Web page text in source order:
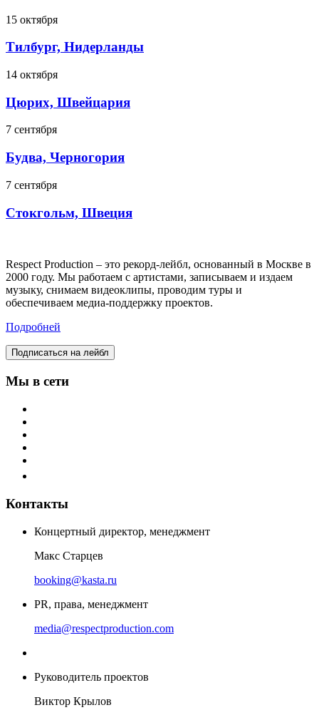
15 октября
Тилбург, Нидерланды
14 октября
Цюрих, Швейцария
7 сентября
Будва, Черногория
7 сентября
Стокгольм, Швеция
Respect Production – это рекорд-лейбл, основанный в Москве в
2000 году. Мы работаем с артистами, записываем и издаем
музыку, снимаем видеоклипы, проводим туры и
обеспечиваем медиа-поддержку проектов.
Подробней
Подписаться на лейбл
Мы в сети
Контакты
Концертный директор, менеджмент
Макс Старцев
booking@kasta.ru
PR, права, менеджмент
media@respectproduction.com
Руководитель проектов
Виктор Крылов